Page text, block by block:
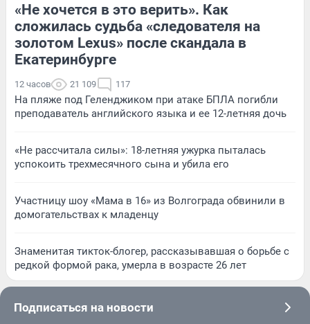
«Не хочется в это верить». Как
сложилась судьба «следователя на
золотом Lexus» после скандала в
Екатеринбурге
12 часов 21 109 117
На пляже под Геленджиком при атаке БПЛА погибли
преподаватель английского языка и ее 12-летняя дочь
«Не рассчитала силы»: 18-летняя ужурка пыталась
успокоить трехмесячного сына и убила его
Участницу шоу «Мама в 16» из Волгограда обвинили в
домогательствах к младенцу
Знаменитая тикток-блогер, рассказывавшая о борьбе с
редкой формой рака, умерла в возрасте 26 лет
Подписаться на новости